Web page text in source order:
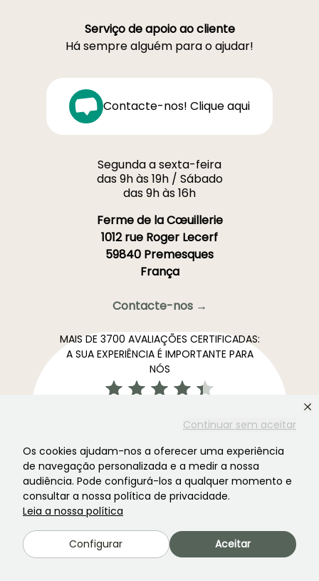
Continuar sem aceitar
Os cookies ajudam-nos a oferecer uma experiência
de navegação personalizada e a medir a nossa
audiência. Pode configurá-los a qualquer momento e
consultar a nossa política de privacidade.
Leia a nossa política
Configurar Aceitar
Serviço de apoio ao cliente
Há sempre alguém para o ajudar!
Contacte-nos! Clique aqui
Segunda a sexta-feira
das 9h às 19h / Sábado
das 9h às 16h
Ferme de la Cœuillerie
1012 rue Roger Lecerf
59840 Premesques
França
Contacte-nos →
MAIS DE 3700 AVALIAÇÕES CERTIFICADAS:
A SUA EXPERIÊNCIA É IMPORTANTE PARA
NÓS
4,4/5
Todas as avaliações →
A newsletter preferida dos jardins. →
Receba as nossas novidades e ideias para aproveitar o
seu jardim durante todo o ano.